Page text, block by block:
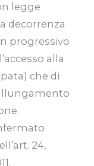
legge
decorrenza
progressivo
alla
che di
24,